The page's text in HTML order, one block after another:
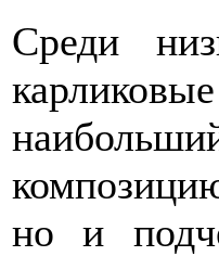
Среди
но и